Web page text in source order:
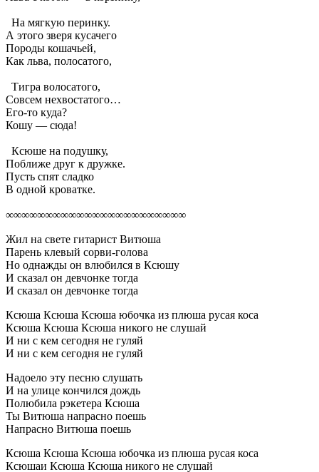
На мягкую перинку.
А этого зверя кусачего
Породы кошачьей,
Как льва, полосатого,
Тигра волосатого,
Совсем нехвостатого…
Его-то куда?
Кошу — сюда!
Ксюше на подушку,
Поближе друг к дружке.
Пусть спят сладко
В одной кроватке.
∞∞∞∞∞∞∞∞∞∞∞∞∞∞∞∞∞∞∞∞∞∞∞
Жил на свете гитарист Витюша
Парень клевый сорви-голова
Но однажды он влюбился в Ксюшу
И сказал он девчонке тогда
И сказал он девчонке тогда
Ксюша Ксюша Ксюша юбочка из плюша русая коса
Ксюша Ксюша Ксюша никого не слушай
И ни с кем сегодня не гуляй
И ни с кем сегодня не гуляй
Надоело эту песню слушать
И на улице кончился дождь
Полюбила рэкетера Ксюша
Ты Витюша напрасно поешь
Напрасно Витюша поешь
Ксюша Ксюша Ксюша юбочка из плюша русая коса
Ксюшаи Ксюша Ксюша никого не слушай